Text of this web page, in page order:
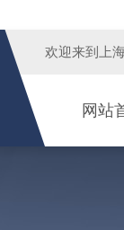
欢迎来到 上
网站